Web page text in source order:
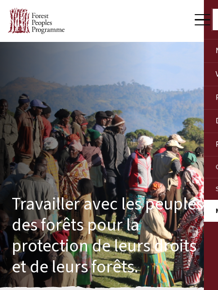
Travailler avec les peuples
des forêts pour la
protection de leurs droits
et de leurs forêts.